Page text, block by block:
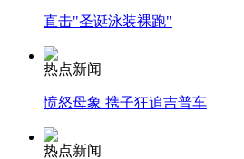
走！跟着总书记去植树
消防员救轻生者 花炮节热闹非凡
直击"圣诞泳装裸跑"
热点新闻
愤怒母象 携子狂追吉普车
热点新闻